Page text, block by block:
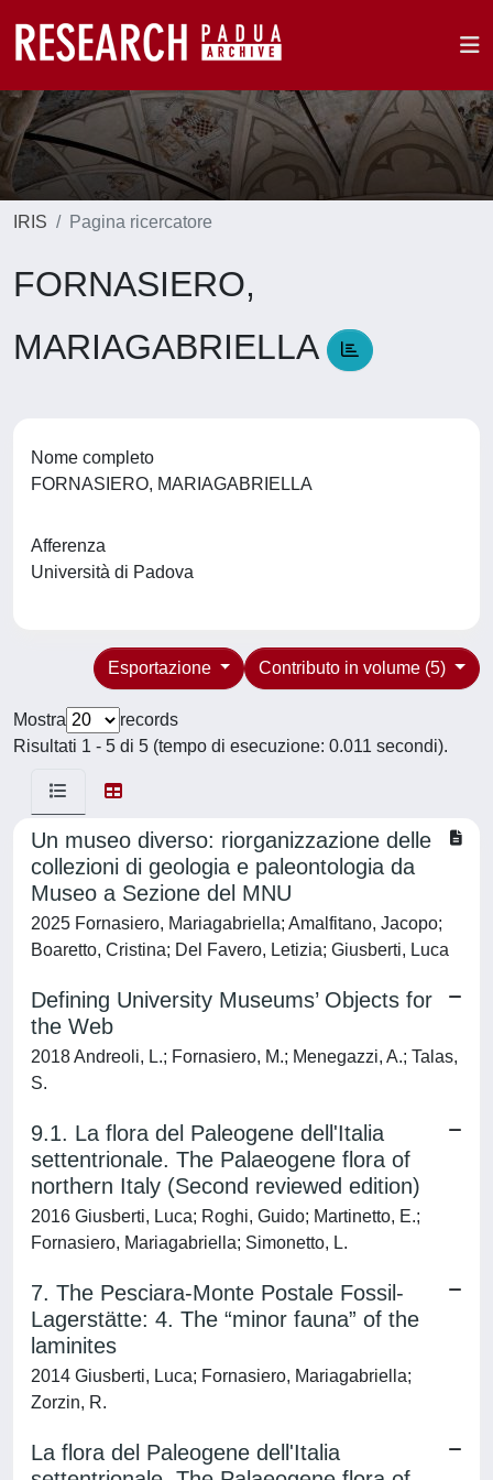
IRIS Pagina ricercatore
FORNASIERO,
MARIAGABRIELLA
Nome completo
FORNASIERO, MARIAGABRIELLA
Afferenza
Università di Padova
Contributo in volume (5)
Esportazione
Mostra
records
Risultati 1 - 5 di 5 (tempo di esecuzione: 0.011 secondi).
Un museo diverso: riorganizzazione delle
collezioni di geologia e paleontologia da
Museo a Sezione del MNU
2025 Fornasiero, Mariagabriella; Amalfitano, Jacopo;
Boaretto, Cristina; Del Favero, Letizia; Giusberti, Luca
Defining University Museums’ Objects for
the Web
2018 Andreoli, L.; Fornasiero, M.; Menegazzi, A.; Talas,
S.
9.1. La flora del Paleogene dell'Italia
settentrionale. The Palaeogene flora of
northern Italy (Second reviewed edition)
2016 Giusberti, Luca; Roghi, Guido; Martinetto, E.;
Fornasiero, Mariagabriella; Simonetto, L.
7. The Pesciara-Monte Postale Fossil-
Lagerstätte: 4. The “minor fauna” of the
laminites
2014 Giusberti, Luca; Fornasiero, Mariagabriella;
Zorzin, R.
La flora del Paleogene dell'Italia